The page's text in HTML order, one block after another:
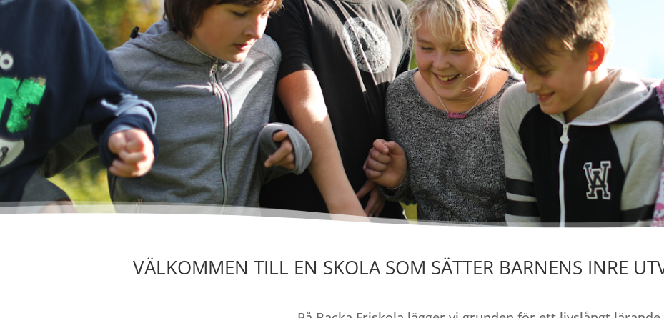
VÄLKOMMEN TILL EN SKOLA SOM SÄTTER BARNENS INRE